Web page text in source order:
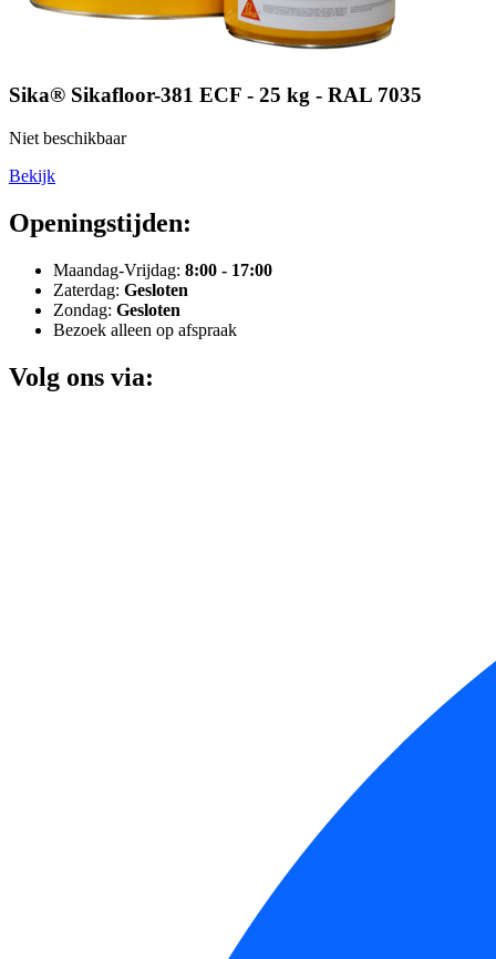
Sika® Sikafloor-381 ECF - 25 kg - RAL 7035
Niet beschikbaar
Bekijk
Openingstijden:
Maandag-Vrijdag: 8:00 - 17:00
Zaterdag: Gesloten
Zondag: Gesloten
Bezoek alleen op afspraak
Volg ons via: